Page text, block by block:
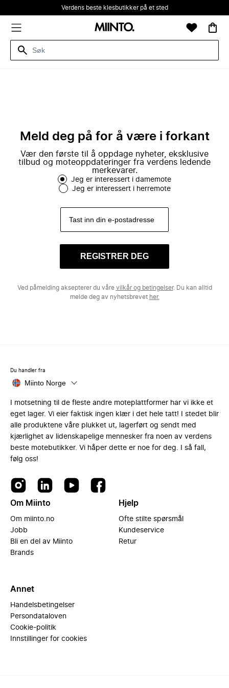
Verdens beste klesbutikker på et sted
Meld deg på for å være i forkant
Vær den første til å oppdage nyheter, eksklusive
tilbud og moteoppdateringer fra verdens ledende
merkevarer.
Jeg er interessert i damemote
Jeg er interessert i herremote
REGISTRER DEG
Ved påmelding aksepterer du våre vilkår og betingelser. Du kan alltid
melde deg av nyhetsbrevet her.
Du handler fra
Miinto Norge
I motsetning til de fleste andre moteplattformer har vi ikke et
eget lager. Vi eier faktisk ingen klær i det hele tatt! I stedet blir
alle produktene våre plukket ut, lagerført og sendt med
kjærlighet av lidenskapelige mennesker fra noen av verdens
beste motebutikker. Vi håper dette er noe for deg. I så fall,
følg oss!
Om Miinto
Om miinto.no
Jobb
Bli en del av Miinto
Brands
Hjelp
Ofte stilte spørsmål
Kundeservice
Retur
Annet
Handelsbetingelser
Persondataloven
Cookie-politik
Innstillinger for cookies